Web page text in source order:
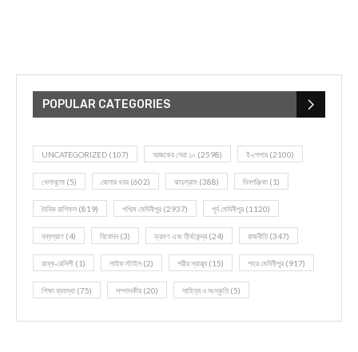
POPULAR CATEGORIES
UNCATEGORIZED (107) আজকের সেরা ১০ (2598) ই-পেপার (2100)
খেলাধূলো (5) জেলার খবর (602) ঝাড়গ্রাম (388) দিনপঞ্জিকা (1)
দৈনিক রাশিফল (819) পশ্চিম মেদিনীপুর (2937) পূর্ব মেদিনীপুর (1120)
বন্যপ্রাণ (4) বিনোদন(3) ভ্রমণ এবং তীর্থকেন্দ্র (24) রাজনীতি(347)
রান্না-রেসিপী (1) লাইফ স্টাইল (2) শরীর স্বাস্থ্য (15) শহর মেদিনীপুর (917)
শিক্ষা ব্যবস্থা (75) সম্পাদকীয় (20) সাহিত্য ও সংস্কৃতি(5)